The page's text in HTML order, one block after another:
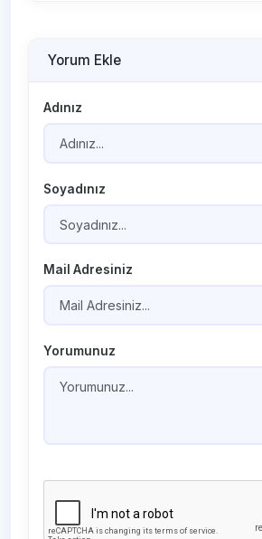
Yorum Ekle
Adınız
Soyadınız
Mail Adresiniz
Yorumunuz